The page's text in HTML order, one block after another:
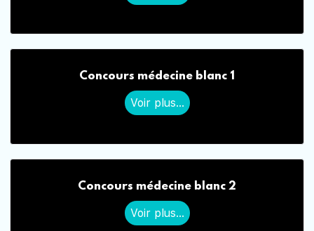
Concours médecine blanc 1
Voir plus...
Concours médecine blanc 2
Voir plus...